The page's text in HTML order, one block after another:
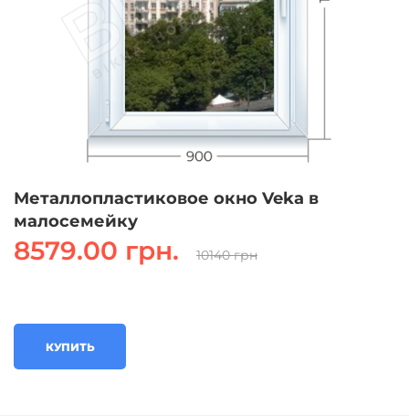
Металлопластиковое окно Veka в
малосемейку
8579.00 грн. 10140 грн
КУПИТЬ